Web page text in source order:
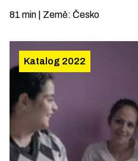
81 min Země: Česko
Katalog 2022